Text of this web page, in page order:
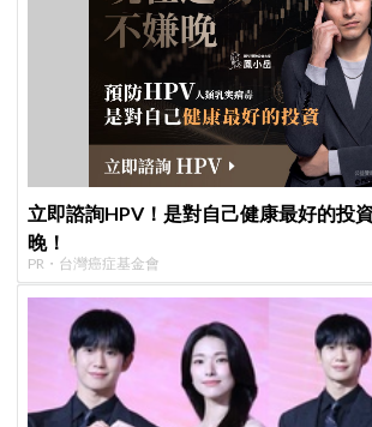
立即諮詢HPV！是對自己健康最好的投
晚！
PR・台灣癌症基金會